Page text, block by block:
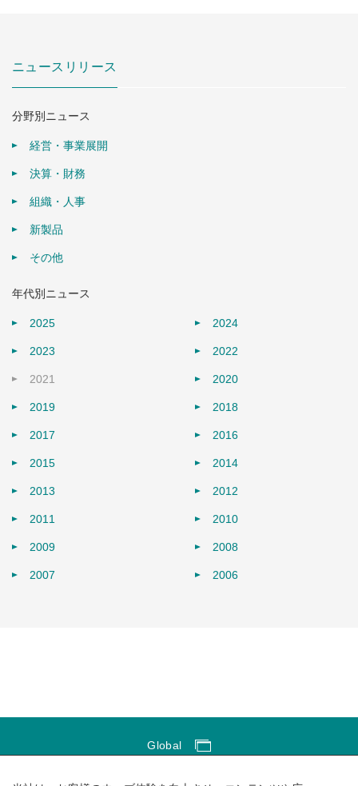
ニュースリリース
分野別ニュース
経営・事業展開
決算・財務
組織・人事
新製品
その他
年代別ニュース
2025 2024
2023 2022
2021 2020
2019 2018
2017 2016
2015 2014
2013 2012
2011 2010
2009 2008
2007 2006
Global